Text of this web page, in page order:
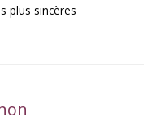
plus sincères